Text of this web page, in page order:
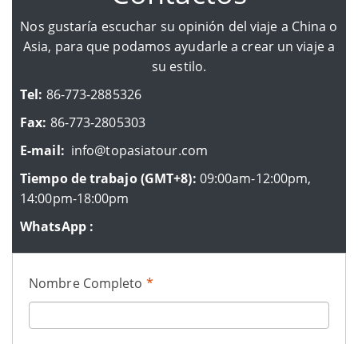
Nos gustaría escuchar su opinión del viaje a China o
Asia, para que podamos ayudarle a crear un viaje a
su estilo.
Tel: 86-773-2885326
Fax: 86-773-2805303
E-mail: info@topasiatour.com
Tiempo de trabajo (GMT+8): 09:00am-12:00pm,
14:00pm-18:00pm
WhatsApp :
Nombre Completo *